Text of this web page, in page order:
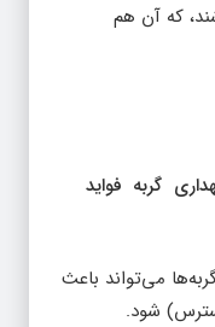
که آن هم
گربه فواید
می‌تواند باعث
شود.